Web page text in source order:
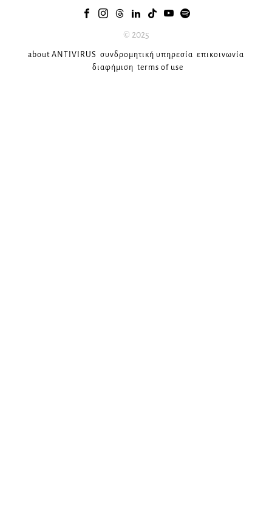
© 2025
about ANTIVIRUS συνδρομητική υπηρεσία επικοινωνία
διαφήμιση terms of use